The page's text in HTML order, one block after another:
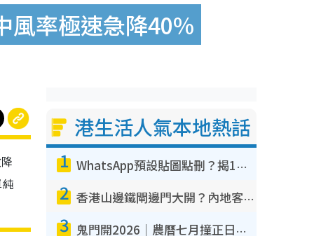
風率極速急降40%
港生活人氣本地熱話
1 WhatsApp預設貼圖點刪？揭1招「反向操作」還原簡潔介面 附3步實測教學
2 香港山邊鐵閘邊門大開？內地客困惑意義何在！網民神回覆：呢種叫法理性防禦
3 鬼門開2026｜農曆七月撞正日全食特別邪？專家警告切忌做一事！揭4大禁忌+2招保平安